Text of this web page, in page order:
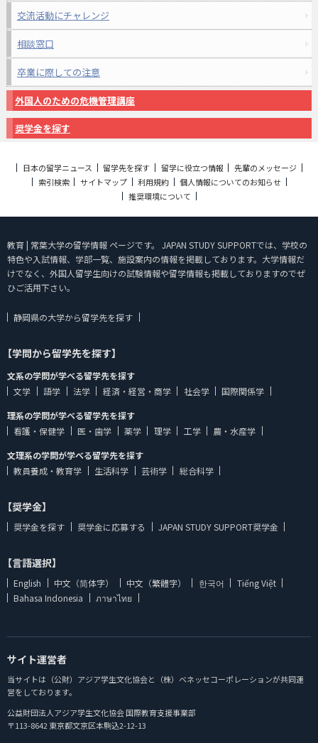
交流活動にチャレンジ
相談窓口
卒業に際しての注意
外国人のための危機管理講座
奨学金を探す
日本の留学ニュース 留学先を探す 留学に役立つ情報
先輩のメッセージ
索引検索
サイトマップ 利用規約
個人情報についてのお知らせ
推奨環境について
教育 | 常葉大学の留学情報 ページです。 JAPAN STUDY SUPPORTでは、学校の
特色や入試情報、学部一覧、施設案内の情報を掲載しております。大学情報だ
けでなく、外国人留学生向けの試験情報や留学情報も掲載しておりますのでぜ
ひご活用下さい。
静岡県の大学から留学先を探す
【学問から留学先を探す】
文系の学問が学べる留学先を探す
文学
語学 法学 経済・経営・商学 社会学
国際関係学
理系の学問が学べる留学先を探す
看護・保健学
医・歯学 薬学 理学 工学
農・水産学
文理系の学問が学べる留学先を探す
教員養成・教育学
生活科学 芸術学 総合科学
【奨学金】
奨学金を探す 奨学金に応募する JAPAN STUDY SUPPORT奨学金
【言語選択】
English 中文（简体字） 中文（繁體字） 한국어
Tiếng Việt
Bahasa Indonesia
ภาษาไทย
サイト運営者
当サイトは（公財）アジア学生文化協会と（株）ベネッセコーポレーションが共同運
営をしております。
公益財団法人アジア学生文化協会 国際教育支援事業部
〒113-8642 東京都文京区本駒込2-12-13